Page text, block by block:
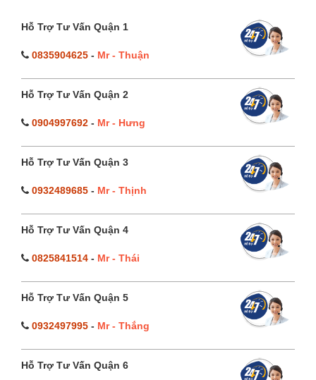
Hỗ Trợ Tư Vấn Quận 1
0835904625 - Mr - Thuận
Hỗ Trợ Tư Vấn Quận 2
0904997692 - Mr - Hưng
Hỗ Trợ Tư Vấn Quận 3
0932489685 - Mr - Thịnh
Hỗ Trợ Tư Vấn Quận 4
0825841514 - Mr - Thái
Hỗ Trợ Tư Vấn Quận 5
0932497995 - Mr - Thắng
Hỗ Trợ Tư Vấn Quận 6